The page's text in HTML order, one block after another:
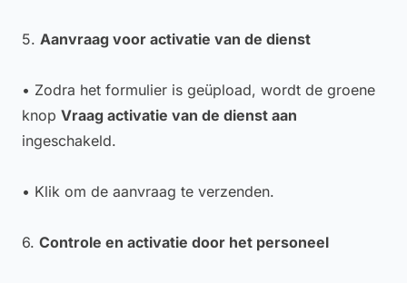
5. Aanvraag voor activatie van de dienst
• Zodra het formulier is geüpload, wordt de groene
knop Vraag activatie van de dienst aan
ingeschakeld.
• Klik om de aanvraag te verzenden.
6. Controle en activatie door het personeel